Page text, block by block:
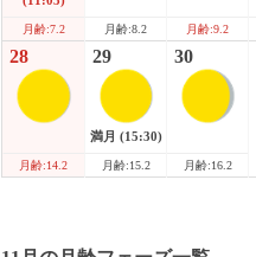
月齢:7.2 月齢:8.2 月齢:9.2
28
月齢:14.2
29
満月 (15:30)
月齢:15.2
30
月齢:16.2